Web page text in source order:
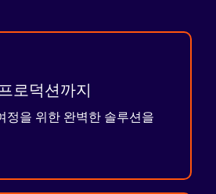
로덕션까지
정을 위한 완벽한 솔루션을